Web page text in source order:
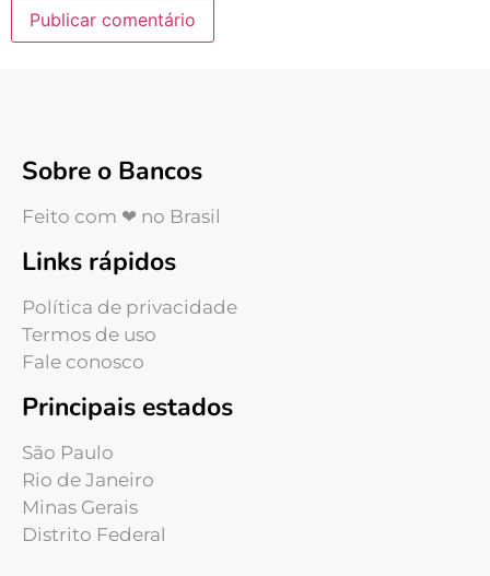
Sobre o Bancos
Feito com ❤ no Brasil
Links rápidos
Política de privacidade
Termos de uso
Fale conosco
Principais estados
São Paulo
Rio de Janeiro
Minas Gerais
Distrito Federal